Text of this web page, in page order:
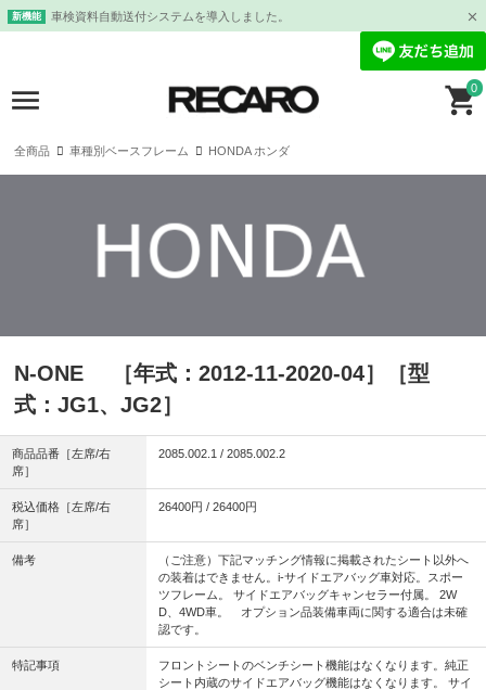
新機能 車検資料自動送付システムを導入しました。
0
全商品 車種別ベースフレーム HONDA ホンダ
N-ONE ［年式：2012-11-2020-04］［型
式：JG1、JG2］
商品品番［左席/右
席］
2085.002.1 / 2085.002.2
税込価格［左席/右
席］
26400円 / 26400円
備考
（ご注意）下記マッチング情報に掲載されたシート以外へ
の装着はできません。i-サイドエアバッグ車対応。スポー
ツフレーム。 サイドエアバッグキャンセラー付属。 2W
D、4WD車。 オプション品装備車両に関する適合は未確
認です。
特記事項
フロントシートのベンチシート機能はなくなります。純正
シート内蔵のサイドエアバッグ機能はなくなります。 サイ